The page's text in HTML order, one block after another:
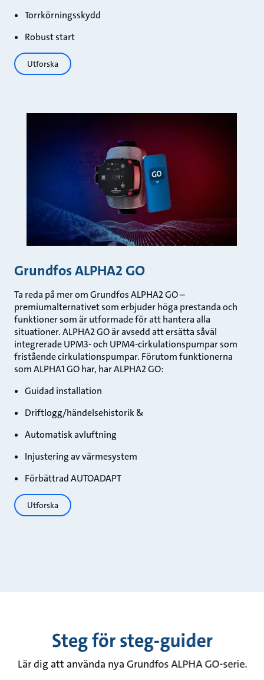
Torrkörningsskydd
Robust start
Utforska
Grundfos ALPHA2 GO
Ta reda på mer om Grundfos ALPHA2 GO –
premiumalternativet som erbjuder höga prestanda och
funktioner som är utformade för att hantera alla
situationer. ALPHA2 GO är avsedd att ersätta såväl
integrerade UPM3- och UPM4-cirkulationspumpar som
fristående cirkulationspumpar. Förutom funktionerna
som ALPHA1 GO har, har ALPHA2 GO:
Guidad installation
Driftlogg/​händelsehistorik​ &
Automatisk avluftning
Injustering av värmesystem
Förbättrad AUTOADAPT
Utforska
Steg för steg-guider
Lär dig att använda nya Grundfos ALPHA GO-serie.